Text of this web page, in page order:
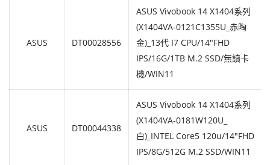
ASUS DT00028556
ASUS Vivobook 14 X1404系列
(X1404VA-0121C1355U_赤陶
金)_13代 I7 CPU/14"FHD
IPS/16G/1TB M.2 SSD/無讀卡
機/WIN11
ASUS DT00044338
ASUS Vivobook 14 X1404系列
(X1404VA-0181W120U_
白)_INTEL Core5 120u/14"FHD
IPS/8G/512G M.2 SSD/WIN11